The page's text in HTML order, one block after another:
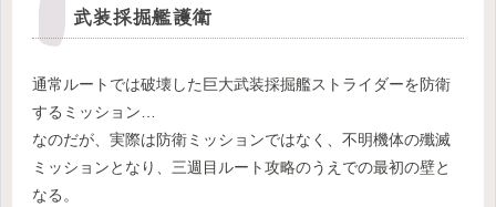
武装採掘艦護衛
通常ルートでは破壊した巨大武装採掘艦ストライダーを防衛
するミッション…
なのだが、実際は防衛ミッションではなく、不明機体の殲滅
ミッションとなり、三週目ルート攻略のうえでの最初の壁と
なる。